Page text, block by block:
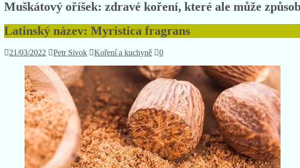
Muškátový oříšek: zdravé koření, které ale může
Latinský název: Myristica fragrans